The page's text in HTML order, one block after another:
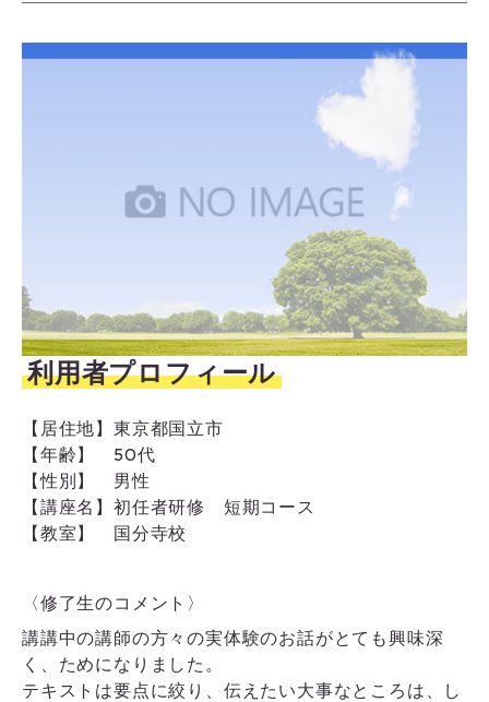
利用者プロフィール
【居住地】 東京都国立市
【年齢】
50代
【性別】
男性
【講座名】 初任者研修 短期コース
【教室】
国分寺校
〈修了生のコメント〉
講講中の講師の方々の実体験のお話がとても興味深
く、ためになりました。
テキストは要点に絞り、伝えたい大事なところは、し